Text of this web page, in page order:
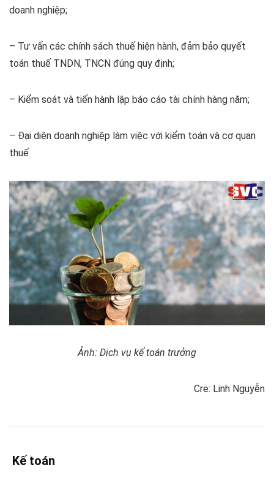
doanh nghiệp;
– Tư vấn các chính sách thuế hiện hành, đảm bảo quyết
toán thuế TNDN, TNCN đúng quy định;
– Kiểm soát và tiến hành lập báo cáo tài chính hàng năm;
– Đại diện doanh nghiệp làm việc với kiểm toán và cơ quan
thuế
Ảnh: Dịch vụ kế toán trưởng
Cre: Linh Nguyễn
Kế toán